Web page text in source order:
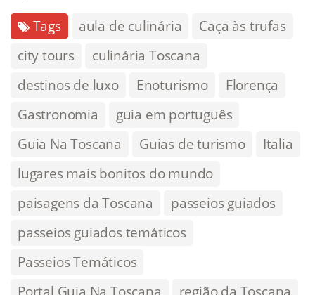
Tags aula de culinária
Caça às trufas
city tours
culinária Toscana
destinos de luxo
Enoturismo
Florença
Gastronomia
guia em português
Guia Na Toscana
Guias de turismo
Italia
lugares mais bonitos do mundo
paisagens da Toscana
passeios guiados
passeios guiados temáticos
Passeios Temáticos